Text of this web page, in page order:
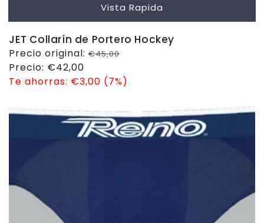
Vista Rapida
JET Collarín de Portero Hockey
Precio
habitual
Precio original: €45,00
Precio
de
Precio: €42,00
Te ahorras: €3,00 (7%)